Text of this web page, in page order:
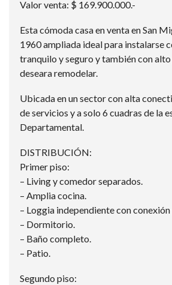
Valor venta: $ 169.900.000.-
Esta cómoda casa en venta en San
1960 ampliada ideal para instalarse
tranquilo y seguro y también con
deseara remodelar.
Ubicada en un sector con alta
de servicios y a solo 6 cuadras de la
Departamental.
DISTRIBUCIÓN:
Primer piso:
– Living y comedor separados.
– Amplia cocina.
– Loggia independiente con
– Dormitorio.
– Baño completo.
– Patio.
Segundo piso: